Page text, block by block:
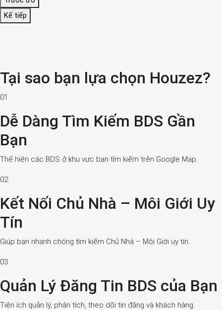
Kế tiếp
Tại sao bạn lựa chọn Houzez?
01.
Dễ Dàng Tìm Kiếm BDS Gần
Bạn
Thể hiện các BDS ở khu vực bạn tìm kiếm trên Google Map.
02.
Kết Nối Chủ Nhà – Môi Giới Uy
Tín
Giúp bạn nhanh chóng tìm kiếm Chủ Nhà – Môi Giới uy tín.
03.
Quản Lý Đăng Tin BDS của Bạn
Tiện ích quản lý, phân tích, theo dõi tin đăng và khách hàng.